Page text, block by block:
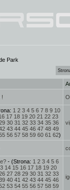
Park
!
1 2 3 4 5 6 7 8 9 10
17 18 19 20 21 22 23
30 31 32 33 34 35 36
43 44 45 46 47 48 49
56 57 58 59 60 61 62)
- (Strona: 1 2 3 4 5 6
14 15 16 17 18 19 20
27 28 29 30 31 32 33
40 41 42 43 44 45 46
53 54 55 56 57 58 59